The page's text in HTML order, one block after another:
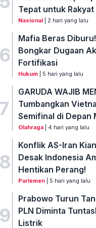
Tepat untuk Rakyat
Nasional | 2 hari yang lalu
Mafia Beras
Bongkar Dugaan
Fortifikasi
Hukum | 5 hari yang lalu
GARUDA WAJIB
Tumbangkan
Semifinal di Depan
Olahraga | 4 hari yang lalu
Konflik AS-Iran
Desak Indonesia
Hentikan Perang!
Parlemen | 5 hari yang lalu
Prabowo Turun
PLN Diminta
Listrik